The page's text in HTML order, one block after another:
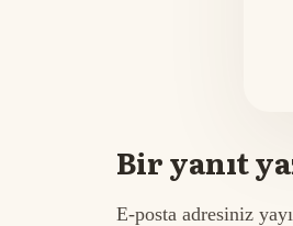
Bir yanıt
E-posta adresiniz